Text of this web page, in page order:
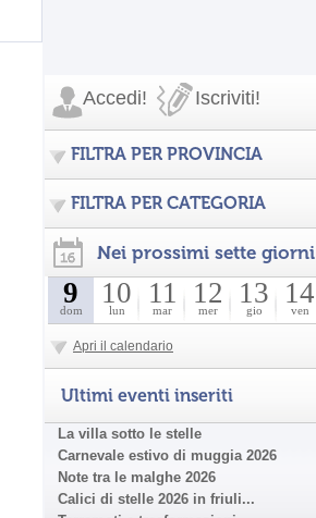
Accedi! Iscriviti!
FILTRA PER PROVINCIA
FILTRA PER CATEGORIA
Nei prossimi sette giorni
9
dom
10
lun
11
mar
12
mer
13
gio
14
ven
Apri il calendario
Ultimi eventi inseriti
La villa sotto le stelle
Carnevale estivo di muggia 2026
Note tra le malghe 2026
Calici di stelle 2026 in friuli...